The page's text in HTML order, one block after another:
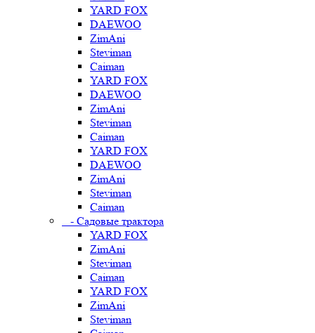
YARD FOX
DAEWOO
ZimAni
Steviman
Caiman
YARD FOX
DAEWOO
ZimAni
Steviman
Caiman
YARD FOX
DAEWOO
ZimAni
Steviman
Caiman
- Садовые трактора
YARD FOX
ZimAni
Steviman
Caiman
YARD FOX
ZimAni
Steviman